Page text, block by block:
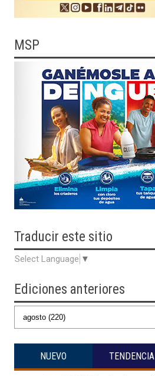
MSP
Traducir este sitio
Select Language ▼
Ediciones anteriores
NUEVO TENDENCIA